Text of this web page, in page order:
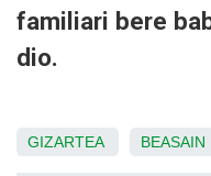
familiari bere
dio.
GIZARTEA BEASAIN